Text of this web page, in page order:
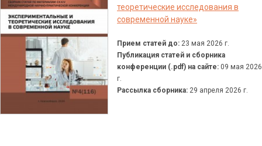
теоретические исследования в
современной науке»
Прием статей до: 23 мая 2026 г.
Публикация статей и сборника
конференции (.pdf) на сайте: 09 мая 2026
г.
Рассылка сборника: 29 апреля 2026 г.